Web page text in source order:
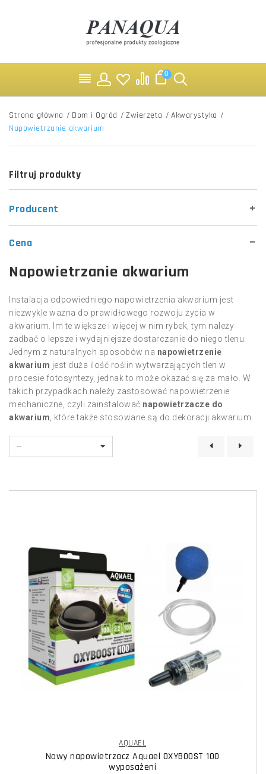
0
Strona główna / Dom i Ogród / Zwierzęta / Akwarystyka /
Napowietrzanie akwarium
Filtruj produkty
Producent
Cena
Napowietrzanie akwarium
Instalacja odpowiedniego napowietrzenia akwarium jest
niezwykle ważna do prawidłowego rozwoju życia w
akwarium. Im te większe i więcej w nim rybek, tym należy
zadbać o lepsze i wydajniejsze dostarczanie do niego tlenu.
Jednym z naturalnych sposobów na napowietrzenie
akwarium jest duża ilość roślin wytwarzających tlen w
procesie fotosyntezy, jednak to może okazać się za mało. W
takich przypadkach należy zastosować napowietrzenie
mechaniczne, czyli zainstalować napowietrzacze do
akwarium , które także stosowane są do dekoracji akwarium.
--
AQUAEL
Nowy napowietrzacz Aquael OXYBOOST 100
wyposażeni